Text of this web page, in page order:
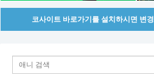
코사이트 바로가기를 설치하시면 변